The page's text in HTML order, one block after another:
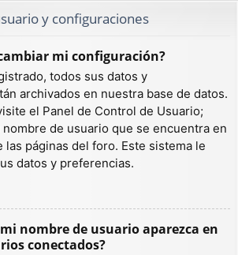
y configuraciones
mi configuración?
todos sus datos y
archivados en nuestra base de datos.
el Panel de Control de Usuario;
de usuario que se encuentra en
páginas del foro. Este sistema le
datos y preferencias.
nombre de usuario aparezca en
conectados?